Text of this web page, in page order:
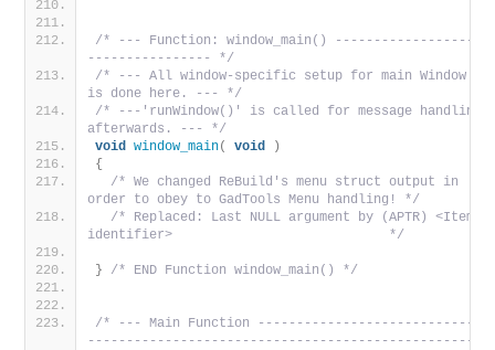
/* --- Function: window_main() -------------------
---------------- */
/* --- All window-specific setup for main Window
is done here. --- */
/* ---'runWindow()' is called for message handling
afterwards. --- */
void window_main( void
)
{
/* We changed ReBuild's menu struct output in
order to obey to GadTools Menu handling! */
/* Replaced: Last NULL argument by (APTR) <Item
identifier>                            */
} /* END Function window_main() */
/* --- Main Function -----------------------------
---------------------------------------------------